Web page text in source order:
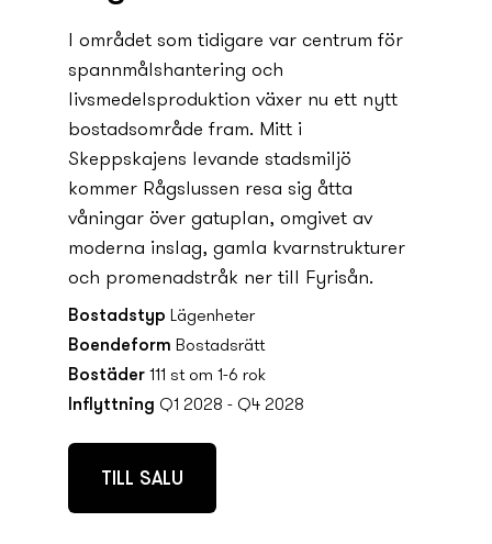
I området som tidigare var centrum för
spannmålshantering och
livsmedelsproduktion växer nu ett ny­tt
bostadsområde fram. Mitt i
Skeppskajens levande stadsmiljö
kommer Rågslussen resa sig åtta
våningar över gatuplan, omgivet av
moderna inslag, gamla kvarnstrukturer
och promenadstråk ner till Fyrisån.
Bostadstyp Lägenheter
Boendeform Bostadsrätt
Bostäder 111 st om 1-6 rok
Inflyttning Q1 2028 - Q4 2028
TILL SALU